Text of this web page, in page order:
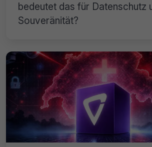
bedeutet das für Datenschutz
Souveränität?